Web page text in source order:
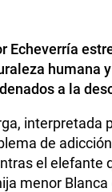
Echeverría
humana
a la
interpretada
de
el elefante
menor